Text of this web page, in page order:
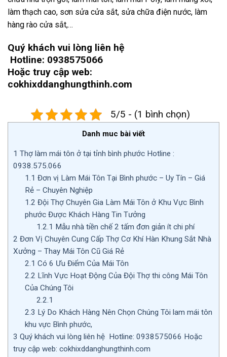
làm thạch cao, sơn sửa cửa sắt, sửa chữa điện nước, làm
hàng rào cửa sắt,…
Quý khách vui lòng liên hệ
Hotline: 0938575066
Hoặc truy cập web:
cokhixddanghungthinh.com
5/5 - (1 bình chọn)
Danh muc bài viết
1 Thợ làm mái tôn ở tại tỉnh bình phước Hotline :
0938.575.066
1.1 Đơn vị Làm Mái Tôn Tại Bình phước – Uy Tín – Giá
Rẻ – Chuyên Nghiệp
1.2 Đội Thợ Chuyên Gia Làm Mái Tôn ở Khu Vực Bình
phước Được Khách Hàng Tin Tưởng
1.2.1 Mẫu nhà tiền chế 2 tấm đơn giản ít chi phí
2 Đơn Vị Chuyên Cung Cấp Thợ Cơ Khí Hàn Khung Sắt Nhà
Xưởng – Thay Mái Tôn Cũ Giá Rẻ
2.1 Có 6 Ưu Điểm Của Mái Tôn
2.2 Lĩnh Vực Hoạt Động Của Đội Thợ thi công Mái Tôn
Của Chúng Tôi
2.2.1
2.3 Lý Do Khách Hàng Nên Chọn Chúng Tôi lam mái tôn
khu vực Bình phước,
3 Quý khách vui lòng liên hệ Hotline: 0938575066 Hoặc
truy cập web: cokhixddanghungthinh.com